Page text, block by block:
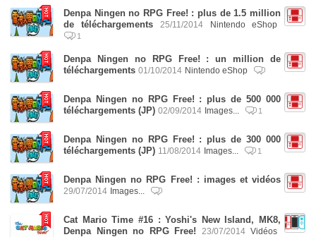
Denpa Ningen no RPG Free! : plus de 1.5 million
de téléchargements
25/11/2014 Nintendo eShop
1
Denpa Ningen no RPG Free! : un million de
téléchargements 01/10/2014 Nintendo eShop
Denpa Ningen no RPG Free! : plus de 500 000
téléchargements (JP) 02/09/2014 Images... 1
Denpa Ningen no RPG Free! : plus de 300 000
téléchargements (JP) 11/08/2014 Images... 1
Denpa Ningen no RPG Free! : images et vidéos
29/07/2014 Images...
Cat Mario Time #16 : Yoshi's New Island, MK8,
Denpa Ningen no RPG Free!
23/07/2014 Vidéos